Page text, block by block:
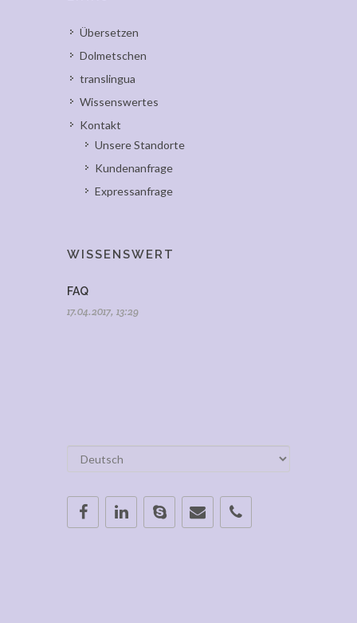
Übersetzen
Dolmetschen
translingua
Wissenswertes
Kontakt
Unsere Standorte
Kundenanfrage
Expressanfrage
WISSENSWERT
FAQ
17.04.2017, 13:29